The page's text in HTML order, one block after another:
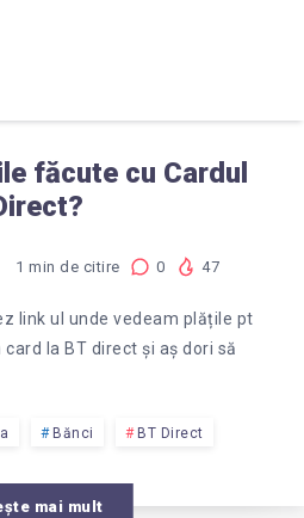
făcute cu Cardul
1 min de citire 0 47
link ul unde vedeam plățile pt
la BT direct și aș dori să
Bănci BT Direct
mai mult